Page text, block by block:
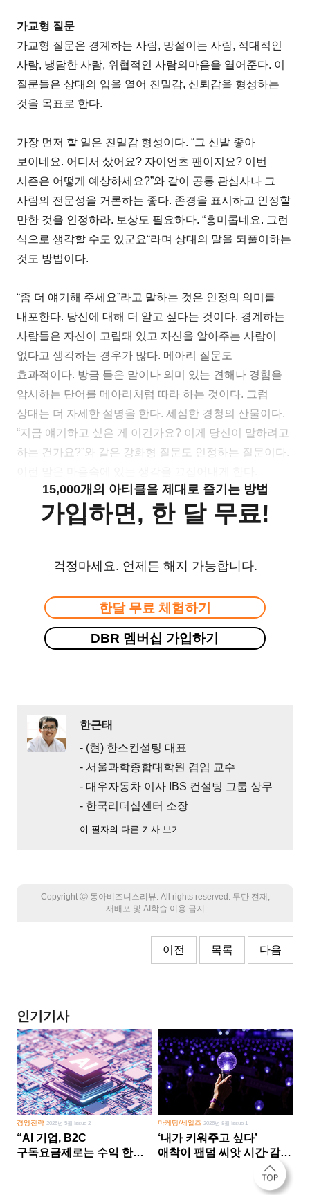
가교형 질문
가교형 질문은 경계하는 사람, 망설이는 사람, 적대적인
사람, 냉담한 사람, 위협적인 사람의마음을 열어준다. 이
질문들은 상대의 입을 열어 친밀감, 신뢰감을 형성하는
것을 목표로 한다.
가장 먼저 할 일은 친밀감 형성이다. “그 신발 좋아
보이네요. 어디서 샀어요? 자이언츠 팬이지요? 이번
시즌은 어떻게 예상하세요?”와 같이 공통 관심사나 그
사람의 전문성을 거론하는 좋다. 존경을 표시하고 인정할
만한 것을 인정하라. 보상도 필요하다. “흥미롭네요. 그런
식으로 생각할 수도 있군요“라며 상대의 말을 되풀이하는
것도 방법이다.
“좀 더 얘기해 주세요”라고 말하는 것은 인정의 의미를
내포한다. 당신에 대해 더 알고 싶다는 것이다. 경계하는
사람들은 자신이 고립돼 있고 자신을 알아주는 사람이
없다고 생각하는 경우가 많다. 메아리 질문도
효과적이다. 방금 들은 말이나 의미 있는 견해나 경험을
암시하는 단어를 메아리처럼 따라 하는 것이다. 그럼
상대는 더 자세한 설명을 한다. 세심한 경청의 산물이다.
“지금 얘기하고 싶은 게 이건가요? 이게 당신이 말하려고
하는 건가요?”와 같은 강화형 질문도 인정하는 질문이다.
15,000개의 아티클을 제대로 즐기는 방법
가입하면, 한 달 무료!
걱정마세요. 언제든 해지 가능합니다.
한달 무료 체험하기
DBR 멤버십 가입하기
한근태
- (현) 한스컨설팅 대표
- 서울과학종합대학원 겸임 교수
- 대우자동차 이사 IBS 컨설팅 그룹 상무
- 한국리더십센터 소장
이 필자의 다른 기사 보기
Copyright Ⓒ 동아비즈니스리뷰. All rights reserved. 무단 전재,
재배포 및 AI학습 이용 금지
이전 목록 다음
인기기사
경영전략 2026년 5월 Issue 2
“AI 기업, B2C
구독요금제로는 수익 한계
마케팅/세일즈 2026년 8월 Issue 1
‘내가 키워주고 싶다’
애착이 팬덤 씨앗 시간·감정